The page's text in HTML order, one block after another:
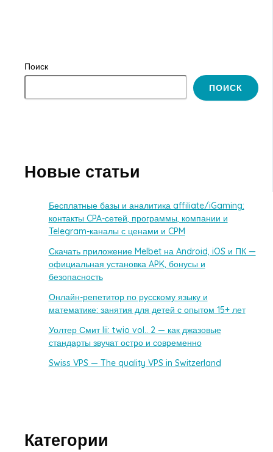
Поиск
ПОИСК
Новые статьи
Бесплатные базы и аналитика affiliate/iGaming:
контакты CPA-сетей, программы, компании и
Telegram-каналы с ценами и CPM
Скачать приложение Melbet на Android, iOS и ПК —
официальная установка APK, бонусы и
безопасность
Онлайн-репетитор по русскому языку и
математике: занятия для детей с опытом 15+ лет
Уолтер Смит Iii: twio vol.. 2 — как джазовые
стандарты звучат остро и современно
Swiss VPS — The quality VPS in Switzerland
Категории